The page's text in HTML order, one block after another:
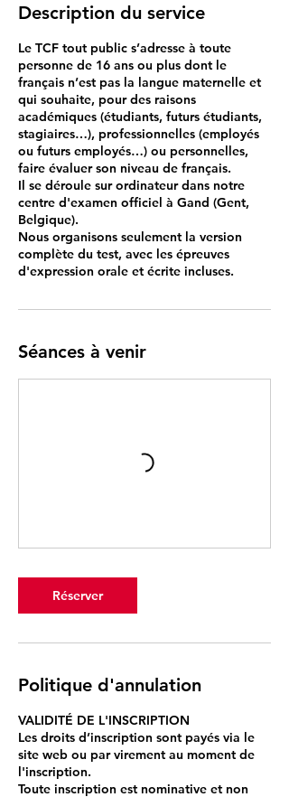
Description du service
Le TCF tout public s’adresse à toute
personne de 16 ans ou plus dont le
français n’est pas la langue maternelle et
qui souhaite, pour des raisons
académiques (étudiants, futurs étudiants,
stagiaires…), professionnelles (employés
ou futurs employés…) ou personnelles,
faire évaluer son niveau de français.
Il se déroule sur ordinateur dans notre
centre d'examen officiel à Gand (Gent,
Belgique).
Nous organisons seulement la version
complète du test, avec les épreuves
d'expression orale et écrite incluses.
Séances à venir
Réserver
Politique d'annulation
VALIDITÉ DE L'INSCRIPTION
Les droits d’inscription sont payés via le
site web ou par virement au moment de
l'inscription.
Toute inscription est nominative et non